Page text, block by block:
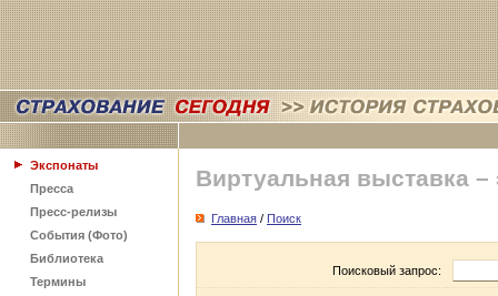
Экспонаты
Пресса
Пресс-релизы
События (Фото)
Библиотека
Термины
Виртуальная выставка –
Главная / Поиск
Поисковый запрос: